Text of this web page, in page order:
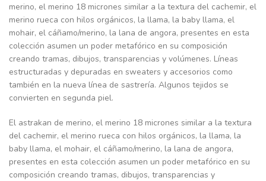
merino, el merino 18 micrones similar a la textura del cachemir, el
merino rueca con hilos orgánicos, la llama, la baby llama, el
mohair, el cáñamo/merino, la lana de angora, presentes en esta
colección asumen un poder metafórico en su composición
creando tramas, dibujos, transparencias y volúmenes. Líneas
estructuradas y depuradas en sweaters y accesorios como
también en la nueva línea de sastrería. Algunos tejidos se
convierten en segunda piel.
El astrakan de merino, el merino 18 micrones similar a la textura
del cachemir, el merino rueca con hilos orgánicos, la llama, la
baby llama, el mohair, el cáñamo/merino, la lana de angora,
presentes en esta colección asumen un poder metafórico en su
composición creando tramas, dibujos, transparencias y